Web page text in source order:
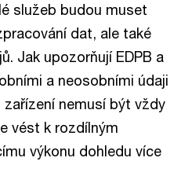
služeb budou muset
dat, ale také
Jak upozorňují EDPB a
a neosobními údaji
nemusí být vždy
vést k rozdílným
výkonu dohledu více